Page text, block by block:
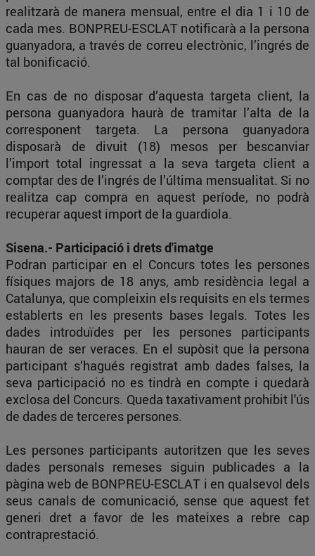
realitzarà de manera mensual, entre el dia 1 i 10 de
cada mes. BONPREU-ESCLAT notificarà a la persona
guanyadora, a través de correu electrònic, l’ingrés de
tal bonificació.
En cas de no disposar d’aquesta targeta client, la
persona guanyadora haurà de tramitar l’alta de la
corresponent targeta. La persona guanyadora
disposarà de divuit (18) mesos per bescanviar
l’import total ingressat a la seva targeta client a
comptar des de l’ingrés de l’última mensualitat. Si no
realitza cap compra en aquest període, no podrà
recuperar aquest import de la guardiola.
Sisena.- Participació i drets d'imatge
Podran participar en el Concurs totes les persones
físiques majors de 18 anys, amb residència legal a
Catalunya, que compleixin els requisits en els termes
establerts en les presents bases legals. Totes les
dades introduïdes per les persones participants
hauran de ser veraces. En el supòsit que la persona
participant s’hagués registrat amb dades falses, la
seva participació no es tindrà en compte i quedarà
exclosa del Concurs. Queda taxativament prohibit l'ús
de dades de terceres persones.
Les persones participants autoritzen que les seves
dades personals remeses siguin publicades a la
pàgina web de BONPREU-ESCLAT i en qualsevol dels
seus canals de comunicació, sense que aquest fet
generi dret a favor de les mateixes a rebre cap
contraprestació.